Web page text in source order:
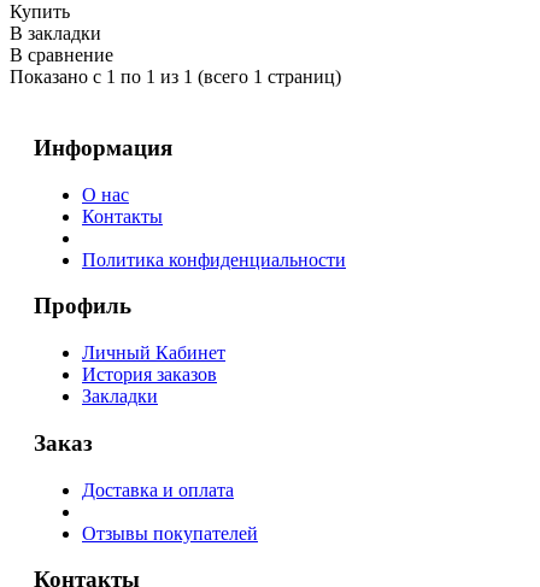
Купить
В закладки
В сравнение
Показано с 1 по 1 из 1 (всего 1 страниц)
Информация
О нас
Контакты
Политика конфиденциальности
Профиль
Личный Кабинет
История заказов
Закладки
Заказ
Доставка и оплата
Отзывы покупателей
Контакты